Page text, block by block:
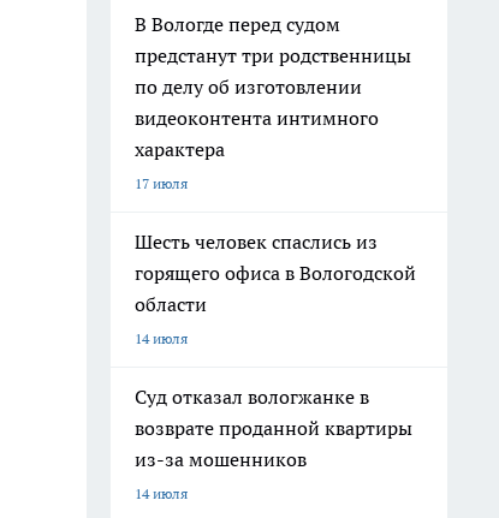
В Вологде перед судом
предстанут три родственницы
по делу об изготовлении
видеоконтента интимного
характера
17 июля
Шесть человек спаслись из
горящего офиса в Вологодской
области
14 июля
Суд отказал вологжанке в
возврате проданной квартиры
из-за мошенников
14 июля